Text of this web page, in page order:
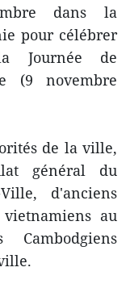
dans la
pour célébrer
Journée de
(9 novembre
de la ville,
général du
d'anciens
au